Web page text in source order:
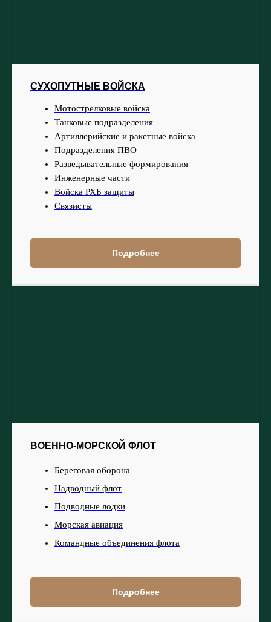
СУХОПУТНЫЕ ВОЙСКА
Мотострелковые войска
Танковые подразделения
Артиллерийские и ракетные войска
Подразделения ПВО
Разведывательные формирования
Инженерные части
Войска РХБ защиты
Связисты
Подробнее
ВОЕННО-МОРСКОЙ ФЛОТ
Береговая оборона
Надводный флот
Подводные лодки
Морская авиация
Командные объединения флота
Подробнее